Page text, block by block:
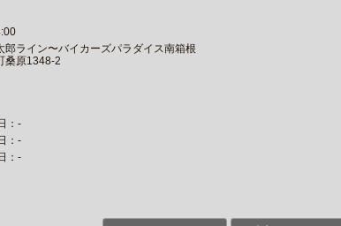
ライン〜バイカーズパラダイス南箱根
桑原1348-2
：-
：-
：-